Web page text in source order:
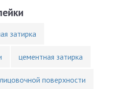
затирка
цементная затирка
поверхности